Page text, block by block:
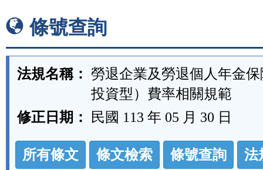
條號查詢
法規名稱：
勞退企業及勞退個人年金
投資型）費率相關規範
修正日期：
民國 113 年 05 月 30 日
法
規
所有條文 條文檢索 條號查詢 法